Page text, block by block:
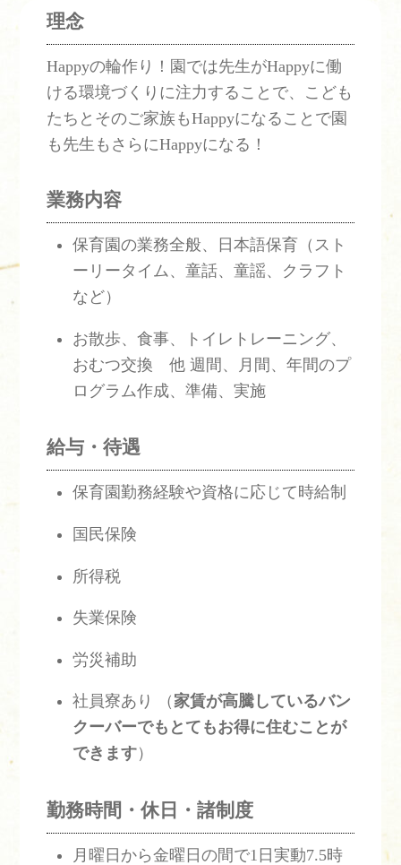
理念
Happyの輪作り！園では先生がHappyに働
ける環境づくりに注力することで、こども
たちとそのご家族もHappyになることで園
も先生もさらにHappyになる！
業務内容
保育園の業務全般、日本語保育（スト
ーリータイム、童話、童謡、クラフト
など）
お散歩、食事、トイレトレーニング、
おむつ交換 他 週間、月間、年間のプ
ログラム作成、準備、実施
給与・待遇
保育園勤務経験や資格に応じて時給制
国民保険
所得税
失業保険
労災補助
社員寮あり （家賃が高騰しているバン
クーバーでもとてもお得に住むことが
できます）
勤務時間・休日・諸制度
月曜日から金曜日の間で1日実動7.5時